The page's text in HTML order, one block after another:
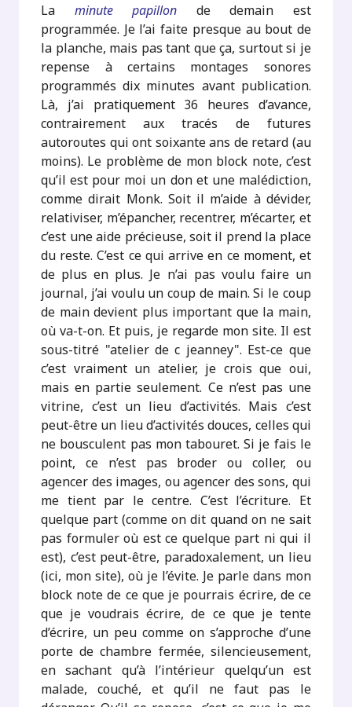
La minute papillon de demain est
programmée. Je l’ai faite presque au bout de
la planche, mais pas tant que ça, surtout si je
repense à certains montages sonores
programmés dix minutes avant publication.
Là, j’ai pratiquement 36 heures d’avance,
contrairement aux tracés de futures
autoroutes qui ont soixante ans de retard (au
moins). Le problème de mon block note, c’est
qu’il est pour moi un don et une malédiction,
comme dirait Monk. Soit il m’aide à dévider,
relativiser, m’épancher, recentrer, m’écarter, et
c’est une aide précieuse, soit il prend la place
du reste. C’est ce qui arrive en ce moment, et
de plus en plus. Je n’ai pas voulu faire un
journal, j’ai voulu un coup de main. Si le coup
de main devient plus important que la main,
où va-t-on. Et puis, je regarde mon site. Il est
sous-titré "atelier de c jeanney". Est-ce que
c’est vraiment un atelier, je crois que oui,
mais en partie seulement. Ce n’est pas une
vitrine, c’est un lieu d’activités. Mais c’est
peut-être un lieu d’activités douces, celles qui
ne bousculent pas mon tabouret. Si je fais le
point, ce n’est pas broder ou coller, ou
agencer des images, ou agencer des sons, qui
me tient par le centre. C’est l’écriture. Et
quelque part (comme on dit quand on ne sait
pas formuler où est ce quelque part ni qui il
est), c’est peut-être, paradoxalement, un lieu
(ici, mon site), où je l’évite. Je parle dans mon
block note de ce que je pourrais écrire, de ce
que je voudrais écrire, de ce que je tente
d’écrire, un peu comme on s’approche d’une
porte de chambre fermée, silencieusement,
en sachant qu’à l’intérieur quelqu’un est
malade, couché, et qu’il ne faut pas le